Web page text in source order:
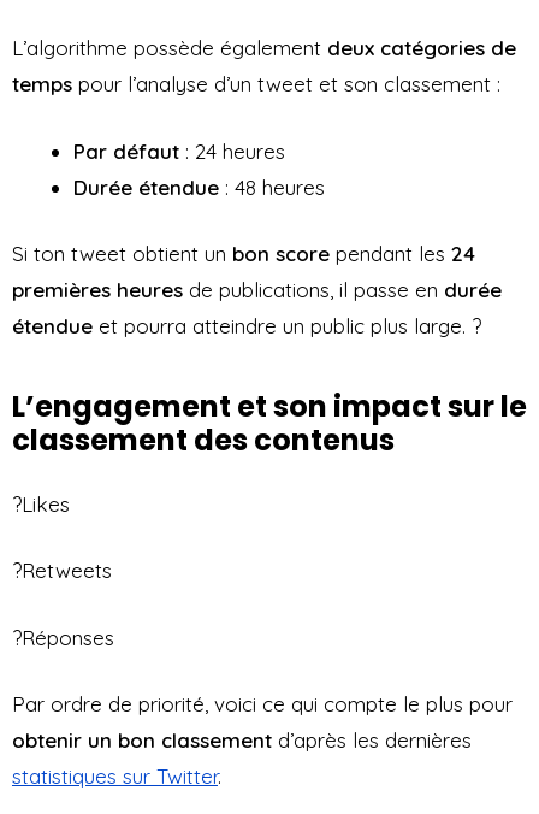
L’algorithme possède également deux catégories de
temps pour l’analyse d’un tweet et son classement :
Par défaut : 24 heures
Durée étendue : 48 heures
Si ton tweet obtient un bon score pendant les 24
premières heures de publications, il passe en durée
étendue et pourra atteindre un public plus large. ?
L’engagement et son impact sur le
classement des contenus
?Likes
?Retweets
?Réponses
Par ordre de priorité, voici ce qui compte le plus pour
obtenir un bon classement d’après les dernières
statistiques sur Twitter.